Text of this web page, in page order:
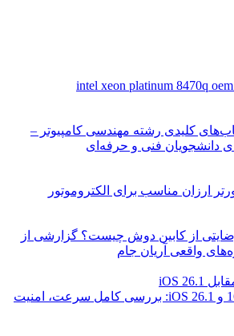
کلیدی رشته مهندسی کامپیوتر –
دانشجویان فنی و حرفه‌ای
ارزان مناسب برای الکتروموتور
از کابین دوش چیست؟ گزارشی از
واقعی آریان جام
مقایسه اندروید 16 و iOS 26.1: بررسی کامل سرعت، امنیت